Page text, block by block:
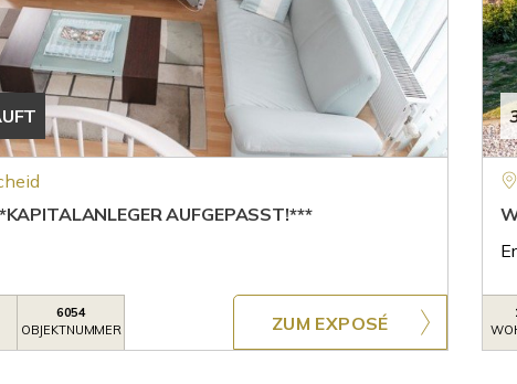
AUFGEPASST!***
6054
OBJEKTNUMMER
ZUM EXPOSÉ